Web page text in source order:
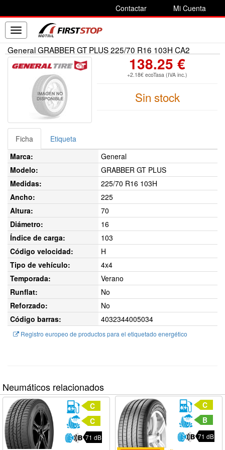
Contactar Mi Cuenta
Toggle
navigation
General GRABBER GT PLUS 225/70 R16 103H CA2
138.25 €
+2.18€ ecoTasa (IVA inc.)
Sin stock
Ficha
Etiqueta
Marca:
General
Modelo:
GRABBER GT PLUS
Medidas:
225/70 R16 103H
Ancho:
225
Altura:
70
Diámetro:
16
Índice de carga:
103
Código velocidad:
H
Tipo de vehículo:
4x4
Temporada:
Verano
Runflat:
No
Reforzado:
No
Código barras:
4032344005034
Registro europeo de productos para el etiquetado energético
Neumáticos relacionados
C
C
71 dB
C
B
71 dB